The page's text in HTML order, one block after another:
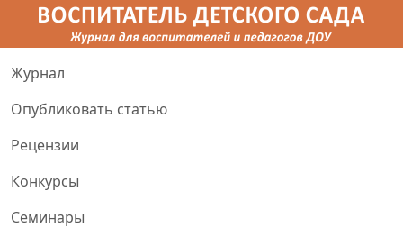
Журнал
Опубликовать статью
Рецензии
Конкурсы
Семинары